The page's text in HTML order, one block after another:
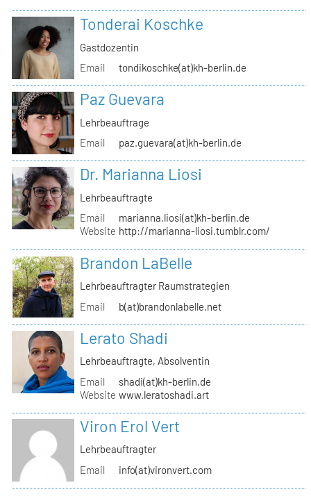
Tonderai Koschke
Gastdozentin
Email
tondikoschke(at)kh-berlin.de
Paz Guevara
Lehrbeauftrage
Email
paz.guevara(at)kh-berlin.de
Dr. Marianna Liosi
Lehrbeauftragte
Email
marianna.liosi(at)kh-berlin.de
Website http://marianna-liosi.tumblr.com/
Brandon LaBelle
Lehrbeauftragter Raumstrategien
Email
b(at)brandonlabelle.net
Lerato Shadi
Lehrbeauftragte, Absolventin
Email
shadi(at)kh-berlin.de
Website www.leratoshadi.art
Viron Erol Vert
Lehrbeauftragter
Email
info(at)vironvert.com